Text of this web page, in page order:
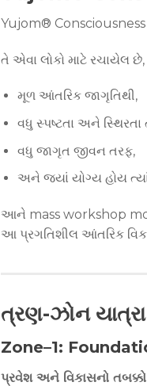
Yujom® Consciousness
તે એવા લોકો માટે રચાયેલ
મૂળ આંતરિક જાગૃતિથી,
વધુ સ્પષ્ટતા અને સ્થિરતા
વધુ જાગૃત જીવન તરફ,
અને જ્યાં યોગ્ય હોય
આને mass workshop
આ પ્રગતિશીલ આંતરિક
ત્રણ-ઝોન યાત્રા
Zone–1:
પ્રવેશ અને વિકાસનો તબક્કો